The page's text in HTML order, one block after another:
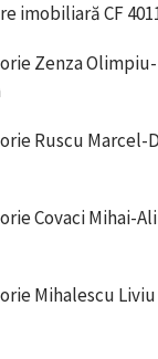
imobiliară CF
Zenza
Ruscu Marcel-
Covaci Mihai-
Mihalescu